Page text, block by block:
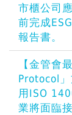
市櫃公司
前完成
報告書。
【金管會
Protocol
用ISO
業將面臨